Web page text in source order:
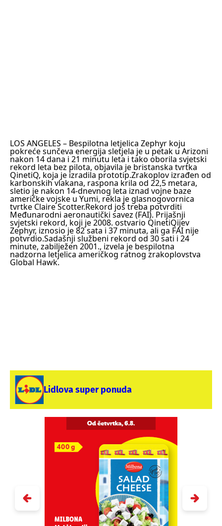
LOS ANGELES – Bespilotna letjelica Zephyr koju
pokreće sunčeva energija sletjela je u petak u Arizoni
nakon 14 dana i 21 minutu leta i tako oborila svjetski
rekord leta bez pilota, objavila je bristanska tvrtka
QinetiQ, koja je izradila prototip.Zrakoplov izrađen od
karbonskih vlakana, raspona krila od 22,5 metara,
sletio je nakon 14-dnevnog leta iznad vojne baze
američke vojske u Yumi, rekla je glasnogovornica
tvrtke Claire Scotter.Rekord još treba potvrditi
Međunarodni aeronautički savez (FAI). Prijašnji
svjetski rekord, koji je 2008. ostvario QinetiQijev
Zephyr, iznosio je 82 sata i 37 minuta, ali ga FAI nije
potvrdio.Sadašnji službeni rekord od 30 sati i 24
minute, zabilježen 2001., izvela je bespilotna
nadzorna letjelica američkog ratnog zrakoplovstva
Global Hawk.
Lidlova super ponuda